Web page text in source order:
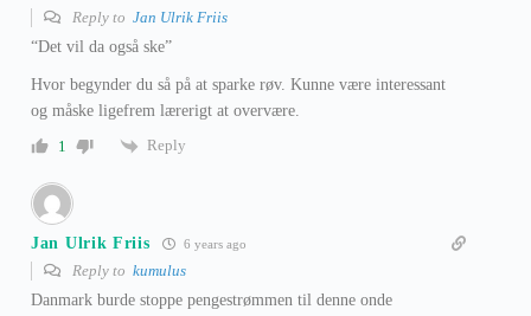
Reply to Jan Ulrik Friis
“Det vil da også ske”
Hvor begynder du så på at sparke røv. Kunne være interessant
og måske ligefrem lærerigt at overvære.
1
Reply
Jan Ulrik Friis 6 years ago
Reply to kumulus
Danmark burde stoppe pengestrømmen til denne onde